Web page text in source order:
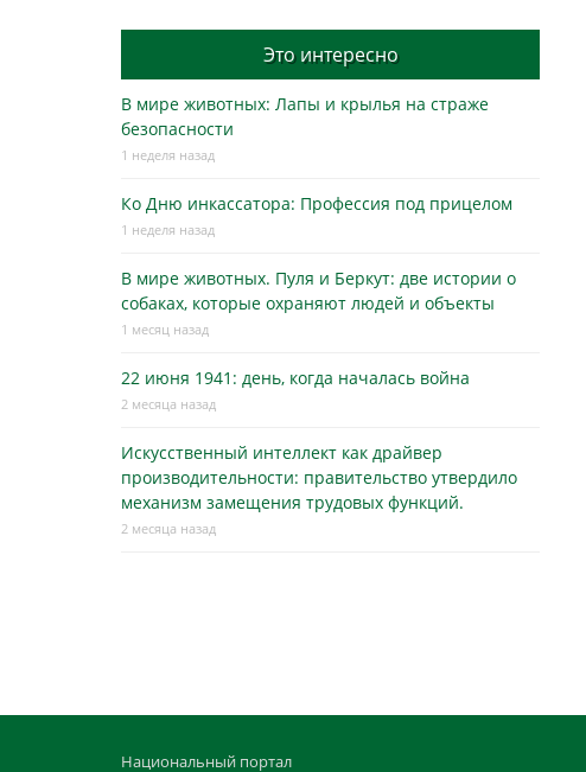
Это интересно
В мире животных: Лапы и крылья на страже
безопасности
1 неделя назад
Ко Дню инкассатора: Профессия под прицелом
1 неделя назад
В мире животных. Пуля и Беркут: две истории о
собаках, которые охраняют людей и объекты
1 месяц назад
22 июня 1941: день, когда началась война
2 месяца назад
Искусственный интеллект как драйвер
производительности: правительство утвердило
механизм замещения трудовых функций.
2 месяца назад
Национальный портал